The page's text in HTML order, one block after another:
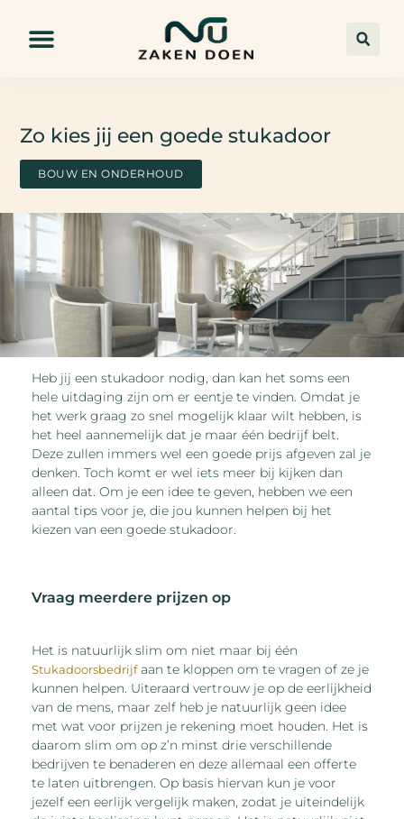
Zo kies jij een goede stukadoor
BOUW EN ONDERHOUD
Heb jij een stukadoor nodig, dan kan het soms een
hele uitdaging zijn om er eentje te vinden. Omdat je
het werk graag zo snel mogelijk klaar wilt hebben, is
het heel aannemelijk dat je maar één bedrijf belt.
Deze zullen immers wel een goede prijs afgeven zal je
denken. Toch komt er wel iets meer bij kijken dan
alleen dat. Om je een idee te geven, hebben we een
aantal tips voor je, die jou kunnen helpen bij het
kiezen van een goede stukadoor.
Vraag meerdere prijzen op
Het is natuurlijk slim om niet maar bij één
Stukadoorsbedrijfaan te kloppen om te vragen of ze je
kunnen helpen. Uiteraard vertrouw je op de eerlijkheid
van de mens, maar zelf heb je natuurlijk geen idee
met wat voor prijzen je rekening moet houden. Het is
daarom slim om op z’n minst drie verschillende
bedrijven te benaderen en deze allemaal een offerte
te laten uitbrengen. Op basis hiervan kun je voor
jezelf een eerlijk vergelijk maken, zodat je uiteindelijk